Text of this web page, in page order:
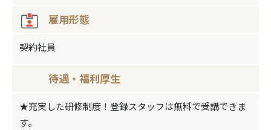
雇⽤形態
契約社員
待遇‧福利厚⽣
★充実した研修制度！登録スタッフは無料で受講できま
す。